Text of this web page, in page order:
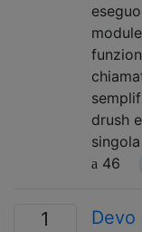
drush
46
1